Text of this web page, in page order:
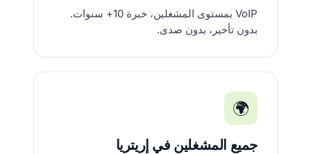
VoIP بمستوى المشغلين، خبرة 10+ سنوات.
بدون تأخير، بدون صدى.
🌍
جميع المشغلين في إريتريا